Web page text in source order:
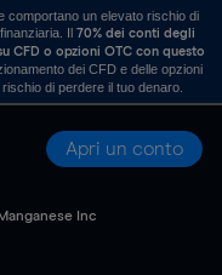
comportano un elevato rischio di
Il70% dei conti degli
CFD o opzioni OTC con questo
dei CFD e delle opzioni
di perdere il tuo denaro.
Apri un conto
Inc